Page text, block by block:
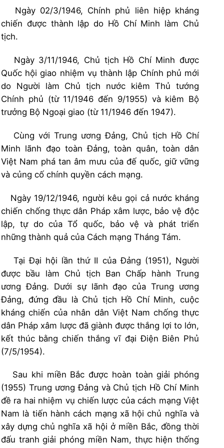
Ngày 02/3/1946, Chính phủ liên hiệp kháng
chiến được thành lập do Hồ Chí Minh làm Chủ
tịch.
Ngày 3/11/1946, Chủ tịch Hồ Chí Minh được
Quốc hội giao nhiệm vụ thành lập Chính phủ mới
do Người làm Chủ tịch nước kiêm Thủ tướng
Chính phủ (từ 11/1946 đến 9/1955) và kiêm Bộ
trưởng Bộ Ngoại giao (từ 11/1946 đến 1947).
Cùng với Trung ương Đảng, Chủ tịch Hồ Chí
Minh lãnh đạo toàn Đảng, toàn quân, toàn dân
Việt Nam phá tan âm mưu của đế quốc, giữ vững
và củng cố chính quyền cách mạng.
Ngày 19/12/1946, người kêu gọi cả nước kháng
chiến chống thực dân Pháp xâm lược, bảo vệ độc
lập, tự do của Tổ quốc, bảo vệ và phát triển
những thành quả của Cách mạng Tháng Tám.
Tại Đại hội lần thứ II của Đảng (1951), Người
được bầu làm Chủ tịch Ban Chấp hành Trung
ương Đảng. Dưới sự lãnh đạo của Trung ương
Đảng, đứng đầu là Chủ tịch Hồ Chí Minh, cuộc
kháng chiến của nhân dân Việt Nam chống thực
dân Pháp xâm lược đã giành được thắng lợi to lớn,
kết thúc bằng chiến thắng vĩ đại Điện Biên Phủ
(7/5/1954).
Sau khi miền Bắc được hoàn toàn giải phóng
(1955) Trung ương Đảng và Chủ tịch Hồ Chí Minh
đề ra hai nhiệm vụ chiến lược của cách mạng Việt
Nam là tiến hành cách mạng xã hội chủ nghĩa và
xây dựng chủ nghĩa xã hội ở miền Bắc, đồng thời
đấu tranh giải phóng miền Nam, thực hiện thống